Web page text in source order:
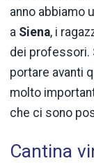
anno abbiamo
a Siena, i
dei professori.
portare avanti
molto
che ci sono
Cantina